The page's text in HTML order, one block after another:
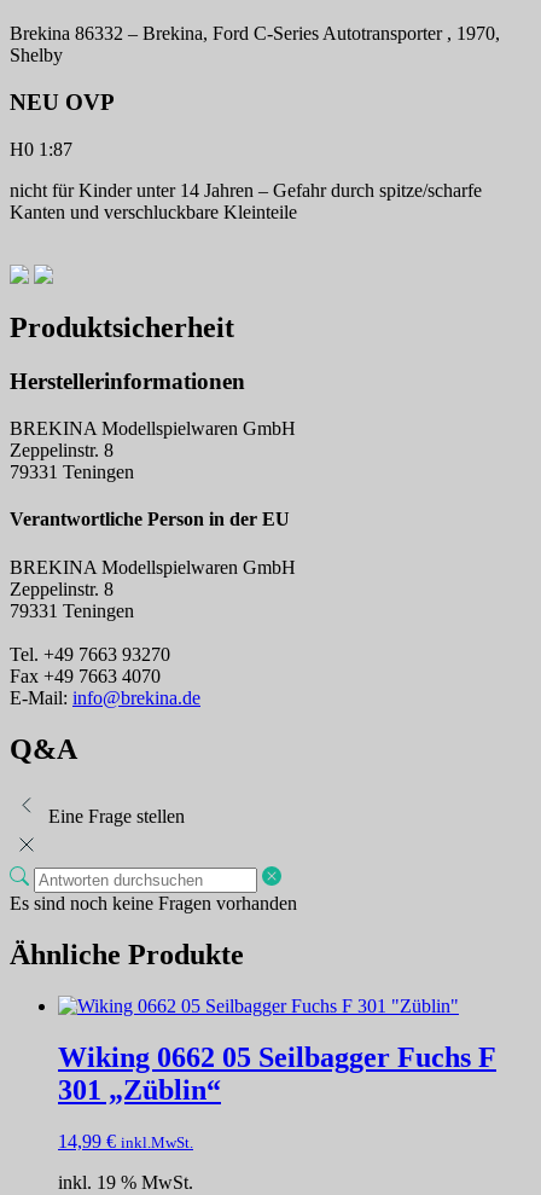
Brekina 86332 – Brekina, Ford C-Series Autotransporter , 1970,
Shelby
NEU OVP
H0 1:87
nicht für Kinder unter 14 Jahren – Gefahr durch spitze/scharfe
Kanten und verschluckbare Kleinteile
Produktsicherheit
Herstellerinformationen
BREKINA Modellspielwaren GmbH
Zeppelinstr. 8
79331 Teningen
Verantwortliche Person in der EU
BREKINA Modellspielwaren GmbH
Zeppelinstr. 8
79331 Teningen
Tel. +49 7663 93270
Fax +49 7663 4070
E-Mail: info@brekina.de
Q&A
Eine Frage stellen
Es sind noch keine Fragen vorhanden
Ähnliche Produkte
Wiking 0662 05 Seilbagger Fuchs F
301 „Züblin“
14,99 € inkl.MwSt.
inkl. 19 % MwSt.